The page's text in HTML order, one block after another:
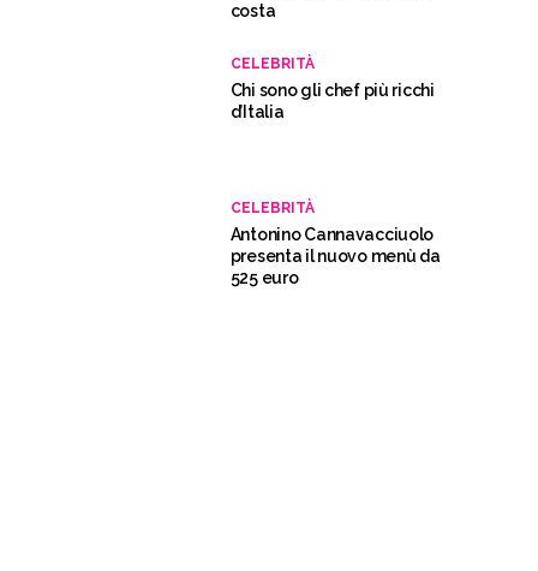
costa
CELEBRITÀ
Chi sono gli chef più ricchi
d’Italia
CELEBRITÀ
Antonino Cannavacciuolo
presenta il nuovo menù da
525 euro